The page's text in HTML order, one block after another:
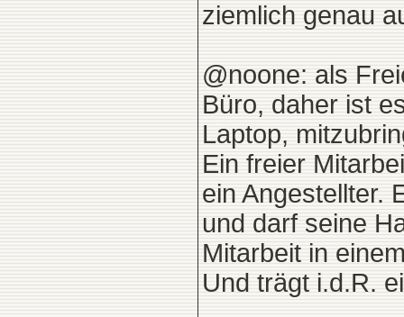
ziemlich genau
@noone: als
Büro, daher ist
Laptop,
Ein freier
ein Angestellter.
und darf seine
Mitarbeit in
Und trägt i.d.R.